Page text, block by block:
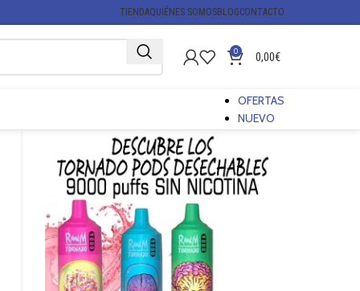
TIENDAQUIÉNES SOMOSBLOGCONTACTO
0 0,00€
OFERTAS
NUEVO